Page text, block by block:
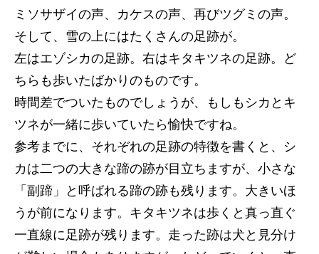
ミソサザイの声、カケスの声、再びツグミの声。
そして、雪の上にはたくさんの足跡が。
左はエゾシカの足跡。右はキタキツネの足跡。ど
ちらも歩いたばかりのものです。
時間差でついたものでしょうが、もしもシカとキ
ツネが一緒に歩いていたら愉快ですね。
参考までに、それぞれの足跡の特徴を書くと、シ
カは二つの大きな蹄の跡が目立ちますが、小さな
「副蹄」と呼ばれる蹄の跡も残ります。大きいほ
うが前になります。キタキツネは歩くと真っ直ぐ
一直線に足跡が残ります。走った跡は犬と見分け